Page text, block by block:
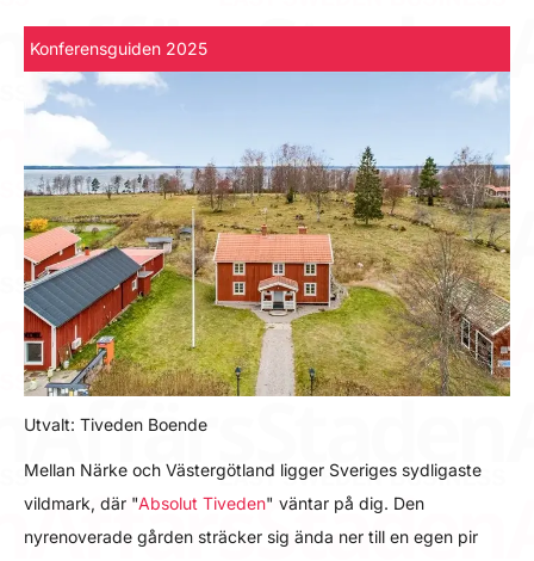
Konferensguiden 2025
Utvalt: Tiveden Boende
Mellan Närke och Västergötland ligger Sveriges sydligaste
vildmark, där "Absolut Tiveden" väntar på dig. Den
nyrenoverade gården sträcker sig ända ner till en egen pir